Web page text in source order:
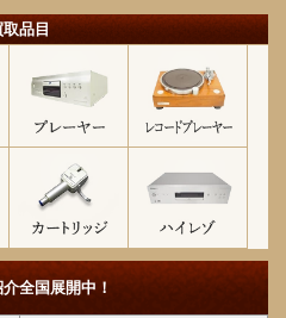
取品目
介全国展開中！